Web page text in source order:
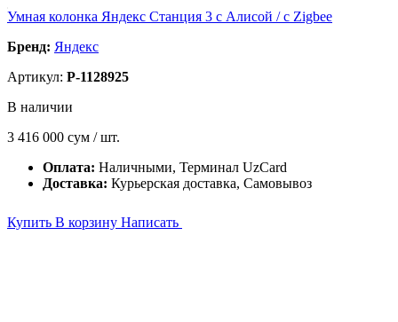
Умная колонка Яндекс Станция 3 с Алисой / с Zigbee
Бренд: Яндекс
Артикул: P-1128925
В наличии
3 416 000 сум / шт.
Оплата: Наличными, Терминал UzCard
Доставка: Курьерская доставка, Самовывоз
Купить В корзину Написать